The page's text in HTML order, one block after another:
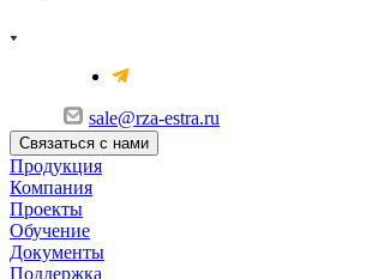
sale@rza-estra.ru
Связаться с нами
Продукция
Компания
Проекты
Обучение
Документы
Поддержка